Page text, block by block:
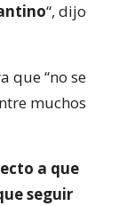
“, dijo
que “no se
muchos
a que
seguir